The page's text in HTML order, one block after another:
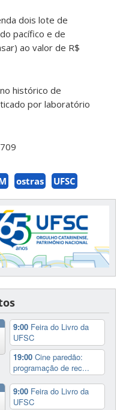
dois lote de
pacífico e de
ao valor de R$
histórico de
por laboratório
ostras UFSC
9:00 Feira do Livro da
UFSC
19:00Cine paredão:
programação de rec...
9:00 Feira do Livro da
UFSC